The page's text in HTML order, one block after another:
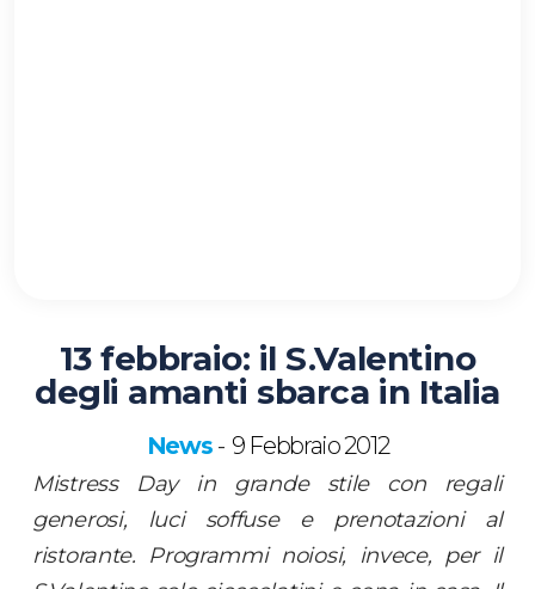
13 febbraio: il S.Valentino
degli amanti sbarca in Italia
News - 9 Febbraio 2012
Mistress Day in grande stile con regali
generosi, luci soffuse e prenotazioni al
ristorante. Programmi noiosi, invece, per il